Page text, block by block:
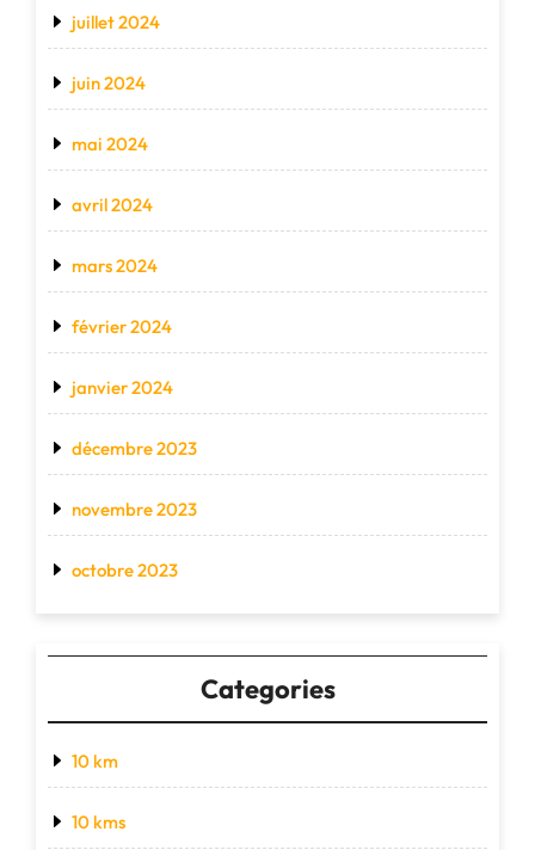
juillet 2024
juin 2024
mai 2024
avril 2024
mars 2024
février 2024
janvier 2024
décembre 2023
novembre 2023
octobre 2023
Categories
10 km
10 kms